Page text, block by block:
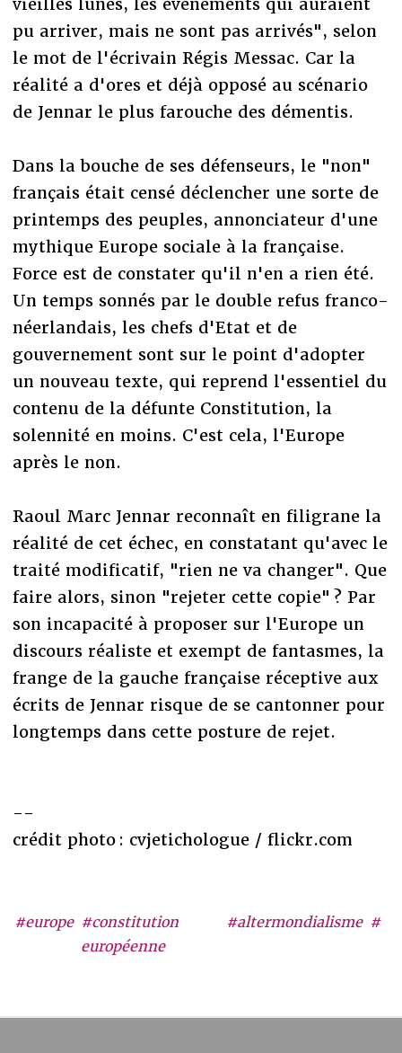
#europe #constitution
européenne
#altermondialisme #
pu arriver, mais ne sont pas arrivés", selon
le mot de l'écrivain Régis Messac. Car la
réalité a d'ores et déjà opposé au scénario
de Jennar le plus farouche des démentis.
Dans la bouche de ses défenseurs, le "non"
français était censé déclencher une sorte de
printemps des peuples, annonciateur d'une
mythique Europe sociale à la française.
Force est de constater qu'il n'en a rien été.
Un temps sonnés par le double refus franco-
néerlandais, les chefs d'Etat et de
gouvernement sont sur le point d'adopter
un nouveau texte, qui reprend l'essentiel du
contenu de la défunte Constitution, la
solennité en moins. C'est cela, l'Europe
après le non.
Raoul Marc Jennar reconnaît en filigrane la
réalité de cet échec, en constatant qu'avec le
traité modificatif, "rien ne va changer". Que
faire alors, sinon "rejeter cette copie" ? Par
son incapacité à proposer sur l'Europe un
discours réaliste et exempt de fantasmes, la
frange de la gauche française réceptive aux
écrits de Jennar risque de se cantonner pour
longtemps dans cette posture de rejet.
--
crédit photo : cvjetichologue / flickr.com